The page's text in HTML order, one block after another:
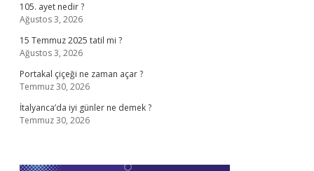
105. ayet nedir ?
Ağustos 3, 2026
15 Temmuz 2025 tatil mi ?
Ağustos 3, 2026
Portakal çiçeği ne zaman açar ?
Temmuz 30, 2026
İtalyanca’da iyi günler ne demek ?
Temmuz 30, 2026